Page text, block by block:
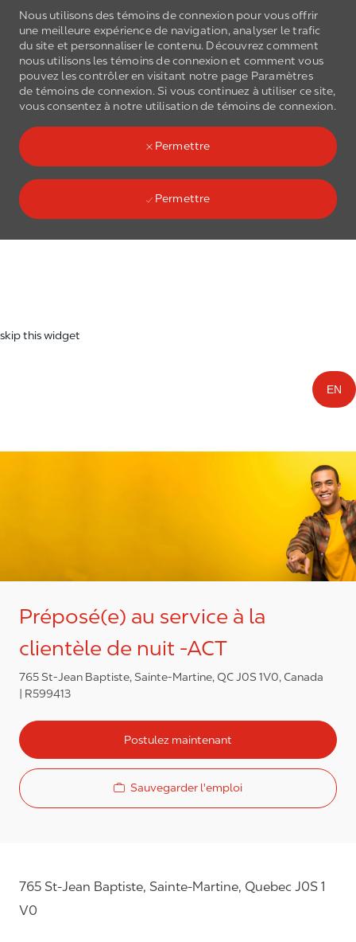
Nous utilisons des témoins de connexion pour vous offrir
une meilleure expérience de navigation, analyser le trafic
du site et personnaliser le contenu. Découvrez comment
nous utilisons les témoins de connexionet comment vous
pouvez les contrôler en visitant notre page Paramètres
de témoins de connexion. Si vous continuez à utiliser ce site,
vous consentez à notre utilisation de témoins de connexion.
Permettre
Permettre
Skip to main content
(0)
skip this widget
EN
Préposé(e) au service à la
clientèle de nuit -ACT
765 St-Jean Baptiste, Sainte-Martine, QC J0S 1V0, Canada
R599413
Postulez maintenant
Sauvegarder l'emploi
765 St-Jean Baptiste, Sainte-Martine, Quebec J0S 1
V0